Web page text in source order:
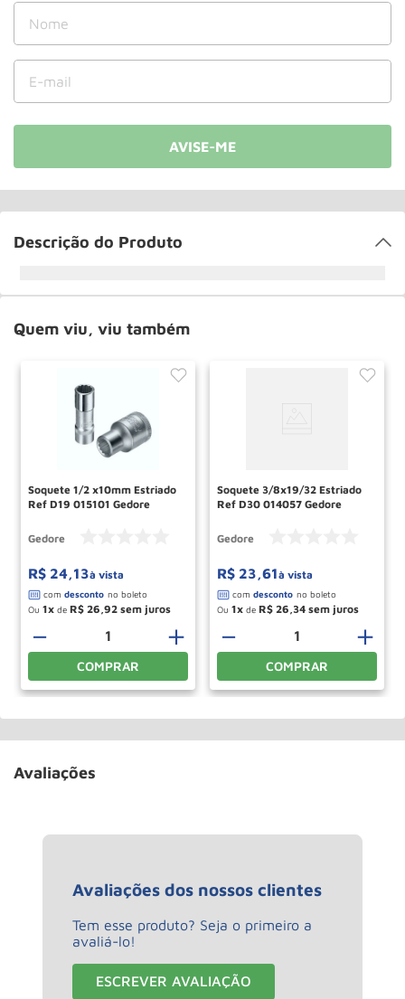
Descrição do Produto
Quem viu, viu também
Soquete 1/2 x10mm Estriado
Ref D19 015101 Gedore
Gedore
R$ 24 13à vista
Ou 1 de R$ 26 92
＋
－
COMPRAR
Soquete 3/8x19/32 Estriado
Ref D30 014057 Gedore
Gedore
R$ 23 61à vista
Ou 1 de R$ 26 34
＋
－
COMPRAR
Avaliações
Avaliações dos nossos clientes
Tem esse produto? Seja o primeiro a
avaliá-lo!
ESCREVER AVALIAÇÃO